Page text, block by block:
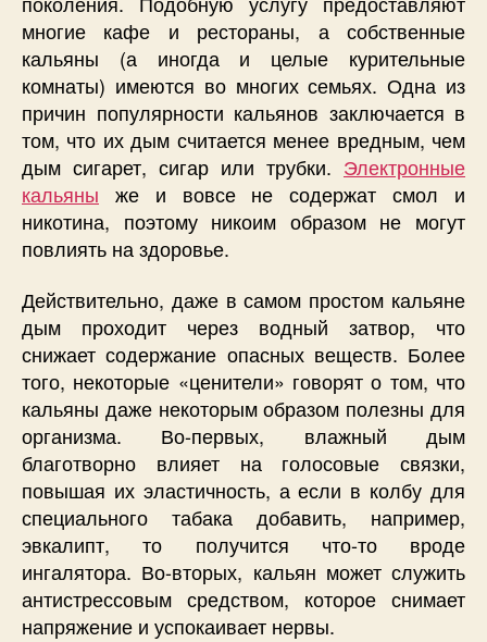
многие кафе и рестораны, а собственные
кальяны (а иногда и целые курительные
комнаты) имеются во многих семьях. Одна из
причин популярности кальянов заключается в
том, что их дым считается менее вредным, чем
дым сигарет, сигар или трубки. Электронные
кальяны же и вовсе не содержат смол и
никотина, поэтому никоим образом не могут
повлиять на здоровье.
Действительно, даже в самом простом кальяне
дым проходит через водный затвор, что
снижает содержание опасных веществ. Более
того, некоторые «ценители» говорят о том, что
кальяны даже некоторым образом полезны для
организма. Во-первых, влажный дым
благотворно влияет на голосовые связки,
повышая их эластичность, а если в колбу для
специального табака добавить, например,
эвкалипт, то получится что-то вроде
ингалятора. Во-вторых, кальян может служить
антистрессовым средством, которое снимает
напряжение и успокаивает нервы.